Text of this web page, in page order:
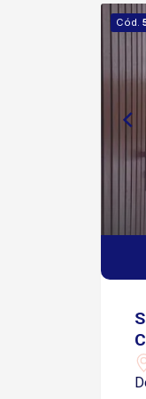
Cód.